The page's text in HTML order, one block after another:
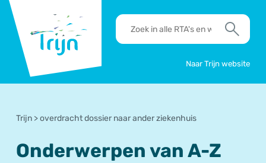
Trijn
RTA's
en
Zoek
Naar Trijn website
Trijn >overdracht dossier naar ander ziekenhuis
Onderwerpen van A-Z